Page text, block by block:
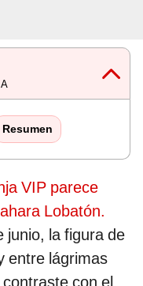
Resumen
VIP parece
Lobatón.
junio, la figura de
entre lágrimas
con el